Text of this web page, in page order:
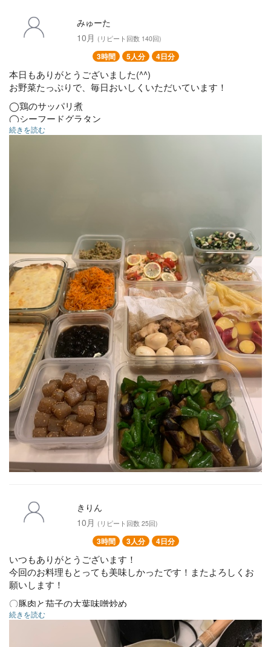
◯カプレーゼ
◯パプリカとアスパラのナポリタン炒め
◯大根おかかサラダ
◯キャベツサラダ
みゅーた
10月 (リピート回数 140回)
3時間 5人分 4日分
本日もありがとうございました(^^)
お野菜たっぷりで、毎日おいしくいただいています！
◯鶏のサッパリ煮
◯シーフードグラタン
◯スタミナ炒め
◯鶏のサッパリ煮
◯シーフードグラタン
◯スタミナ丼
◯メカジキのシチリア風
◯さつまいものオレンジ煮
◯こんにゃくステーキ
◯人参シリシリ
◯大葉香るきゅうりとちくわの酢の物
◯ごぼうサラダ
◯茄子とピーマン炒め
続きを読む
きりん
10月 (リピート回数 25回)
3時間 3人分 4日分
いつもありがとうございます！
今回のお料理もとっても美味しかったです！またよろしくお
願いします！
〇豚肉と茄子の大葉味噌炒め
〇チキントキノコクリーム
続きを読む